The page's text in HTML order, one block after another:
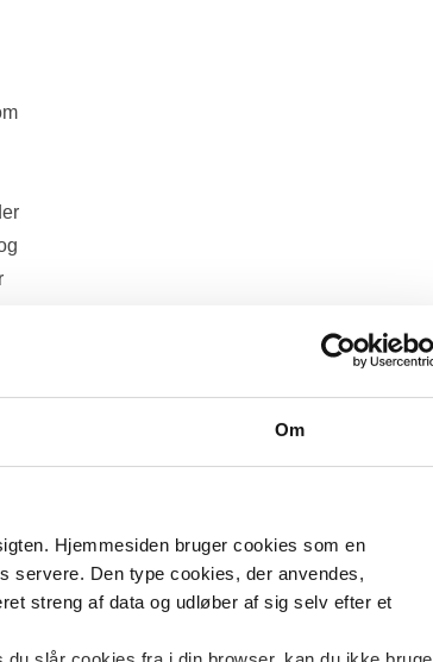
Om
Hjemmesiden bruger cookies som en
servere. Den type cookies, der anvendes,
streng af data og udløber af sig selv efter et